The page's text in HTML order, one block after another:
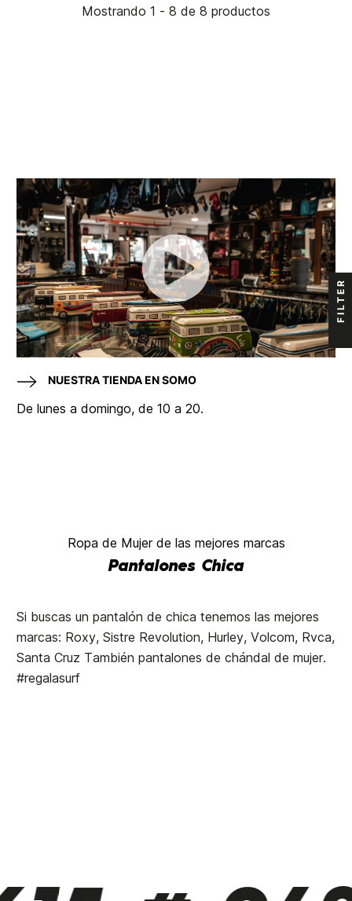
Mostrando 1 - 8 de 8 productos
NUESTRA TIENDA EN SOMO
De lunes a domingo, de 10 a 20.
Ropa de Mujer de las mejores marcas
Pantalones Chica
Si buscas un pantalón de chica tenemos las mejores
marcas: Roxy, Sistre Revolution, Hurley, Volcom, Rvca,
Santa Cruz También pantalones de chándal de mujer.
#regalasurf
FILTER